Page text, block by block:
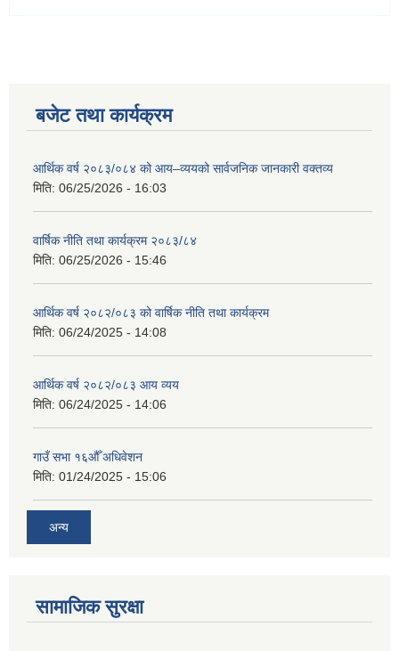
बजेट तथा कार्यक्रम
आर्थिक वर्ष २०८३/०८४ को आय–व्ययको सार्वजनिक जानकारी वक्तव्य
मिति: 06/25/2026 - 16:03
वार्षिक नीति तथा कार्यक्रम २०८३/८४
मिति: 06/25/2026 - 15:46
आर्थिक वर्ष २०८२/०८३ को वार्षिक नीति तथा कार्यक्रम
मिति: 06/24/2025 - 14:08
आर्थिक वर्ष २०८२/०८३ आय व्यय
मिति: 06/24/2025 - 14:06
गाउँ सभा १६औँ अधिवेशन
मिति: 01/24/2025 - 15:06
अन्य
सामाजिक सुरक्षा